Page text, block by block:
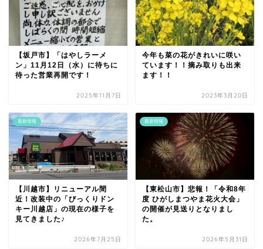
【坂戸市】「はやしラーメ
ン」11月12日（水）に待ちに
待った営業再開です！
2025年11月7日
今年も菜の花がきれいに咲い
ています！！摘み取りも出来
ます！！
2023年3月20日
最新情報
【川越市】リニューアル間
近！改装中の「びっくりドン
キー川越店」の現在の様子を
見てきました♪
2026年7月25日
最新情報
【東松山市】悲報！「令和8年
度 ひがしまつやま花火大会」
の開催が見送りとなりまし
た。
2026年5月31日